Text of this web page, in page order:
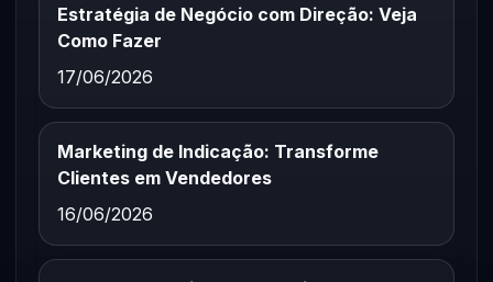
Estratégia de Negócio com Direção: Veja
Como Fazer
17/06/2026
Marketing de Indicação: Transforme
Clientes em Vendedores
16/06/2026